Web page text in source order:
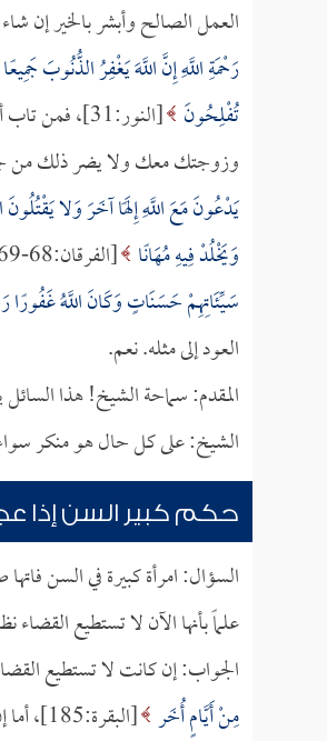
العمل الصالح وأبشر بالخير إن
رَحْمَةِ اللَّهِ إِنَّ اللَّهَ يَغْفِرُ الذُّنُوبَ
تُفْلِحُونَ
[النور:31]،
وزوجتك معك ولا يضر ذلك من
يَدْعُونَ مَعَ اللَّهِ إِلَهًا آخَرَ وَلا
وَيَخْلُدْ فِيهِ مُهَانًا [الفرقان:68-69] يعني: المشرك والقاتل والزاني، ثم قال:
سَيِّئَاتِهِمْ حَسَنَاتٍ وَكَانَ اللَّهُ غَفُورًا
العود إلى مثله. نعم.
المقدم: سماحة الشيخ! هذا
الشيخ: على كل حال هو منكر
حكم كبير السن إذا
السؤال: امرأة كبيرة في السن
علماً بأنها الآن لا تستطيع القضاء
الجواب: إن كانت لا تستطيع
مِنْ أَيَّامٍ أُخَر